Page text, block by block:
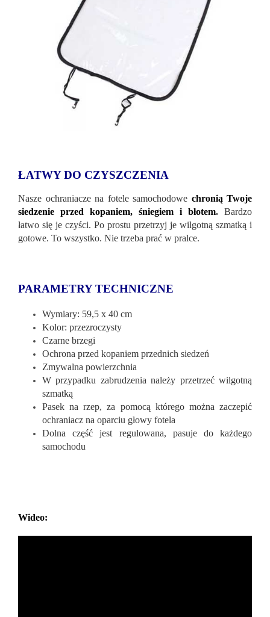
ŁATWY DO CZYSZCZENIA
Nasze ochraniacze na fotele samochodowe chronią Twoje
siedzenie przed kopaniem, śniegiem i błotem. Bardzo
łatwo się je czyści. Po prostu przetrzyj je wilgotną szmatką i
gotowe. To wszystko. Nie trzeba prać w pralce.
PARAMETRY TECHNICZNE
Wymiary: 59,5 x 40 cm
Kolor: przezroczysty
Czarne brzegi
Ochrona przed kopaniem przednich siedzeń
Zmywalna powierzchnia
W przypadku zabrudzenia należy przetrzeć wilgotną
szmatką
Pasek na rzep, za pomocą którego można zaczepić
ochraniacz na oparciu głowy fotela
Dolna część jest regulowana, pasuje do każdego
samochodu
Wideo: